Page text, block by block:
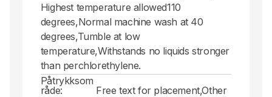
Highest temperature allowed110
degrees,Normal machine wash at 40
degrees,Tumble at low
temperature,Withstands no liquids stronger
than perchlorethylene.
Påtrykksom
råde:
Free text for placement,Other